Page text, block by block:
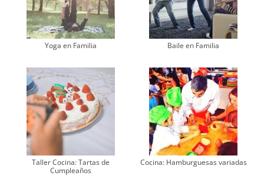
Yoga en Familia Baile en Familia
Taller Cocina: Tartas de
Cumpleaños
Cocina: Hamburguesas variadas